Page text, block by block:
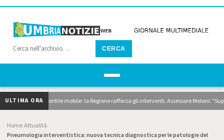
CERCA
ULTIMA ORAe pontile mobile: la Regione rafforza gli interventi. Assessore Meloni:
HomeAttualità
Pneumologia interventistica: nuova tecnica diagnostica per le patologie del